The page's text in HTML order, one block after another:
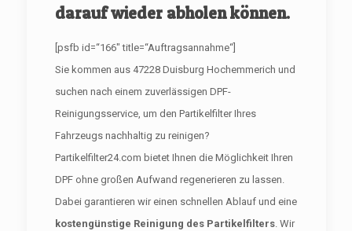
darauf wieder abholen können.
[psfb id=“166″ title=“Auftragsannahme“]
Sie kommen aus 47228 Duisburg Hochemmerich und
suchen nach einem zuverlässigen DPF-
Reinigungsservice, um den Partikelfilter Ihres
Fahrzeugs nachhaltig zu reinigen?
Partikelfilter24.com bietet Ihnen die Möglichkeit Ihren
DPF ohne großen Aufwand regenerieren zu lassen.
Dabei garantieren wir einen schnellen Ablauf und eine
kostengünstige Reinigung des Partikelfilters. Wir